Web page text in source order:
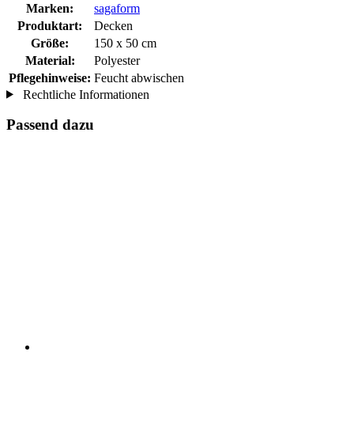
Marken:
sagaform
Produktart:
Decken
Größe:
150 x 50 cm
Material:
Polyester
Pflegehinweise: Feucht abwischen
Rechtliche Informationen
Passend dazu